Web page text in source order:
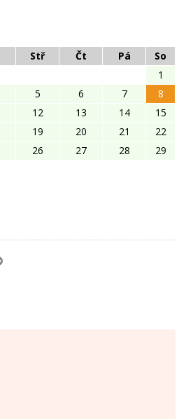
Stř Čt Pá
So
1
5 6 7
8
12 13 14
15
19 20 21
22
26 27 28
29